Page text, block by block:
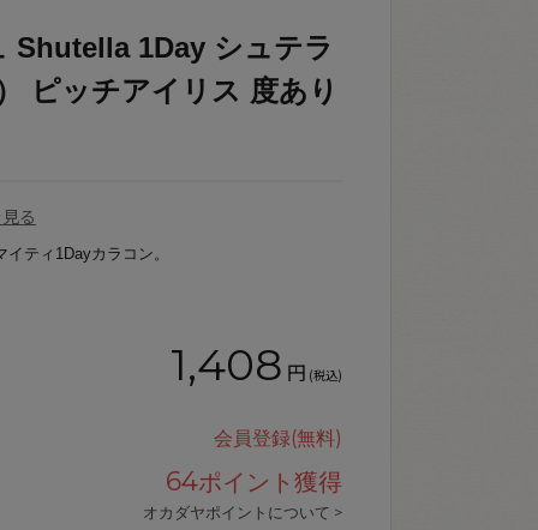
Shutella 1Day シュテラ
ピッチアイリス 度あり
る
ティ1Dayカラコン。
1,408 円 (税込)
会員登録(無料)
64ポイント獲得
オカダヤポイントについて >